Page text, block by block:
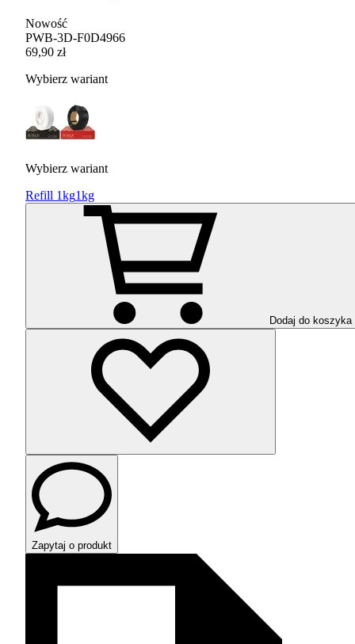
Nowość
PWB-3D-F0D4966
69,90 zł
Wybierz wariant
Wybierz wariant
Refill 1kg1kg
Dodaj do koszyka
Zapytaj o produkt